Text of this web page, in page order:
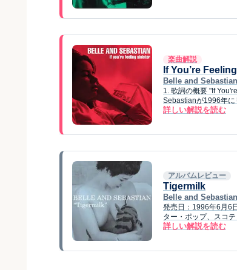
楽曲解説
If You’re
Belle and Sebastian
1. 歌詞の概要 "If
Sebastianが1996年に
詳しい解説を読む
アルバムレビュー
Tigermilk
Belle and Sebastian
発売日：1996年6月6
ター・ポップ、スコ
詳しい解説を読む